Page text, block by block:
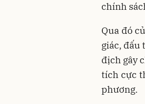
chính
Qua đó
giác, đấu
địch gây
tích cực
phương.